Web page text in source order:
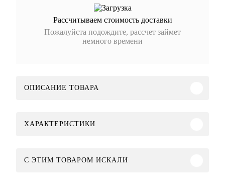
Рассчитываем стоимость доставки
Пожалуйста подождите, рассчет займет
немного времени
ОПИСАНИЕ ТОВАРА
ХАРАКТЕРИСТИКИ
C ЭТИМ ТОВАРОМ ИСКАЛИ